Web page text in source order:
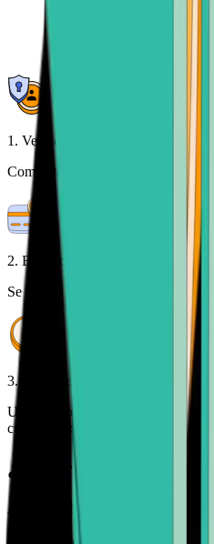
1. Verifica tu identidad
Complete una verificación de
2. Envía tu AVAX
Se le dará una dirección de
3. Dinero en tu banco
Una vez confirmada la transacción,
cuenta bancaria.
¿Qué es Avalanche?
Avalanche (AVAX)